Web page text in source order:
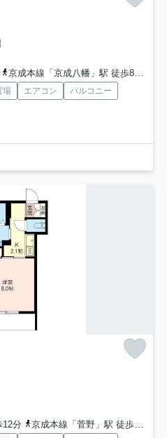
京成本線「京成八幡」駅 徒歩8分
場 エアコン
バルコニー
12分
京成本線「菅野」駅 徒歩17分